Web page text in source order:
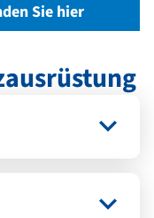
Sie hier